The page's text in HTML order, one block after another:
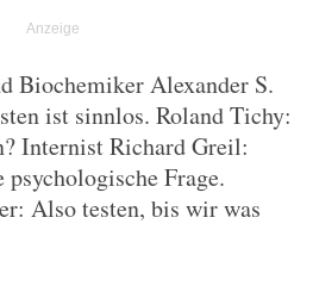
Biochemiker Alexander S.
ist sinnlos. Roland Tichy:
Internist Richard Greil:
Frage.
Also testen, bis wir was